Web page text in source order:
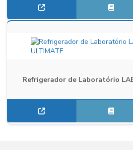
Refrigerador de Laboratório